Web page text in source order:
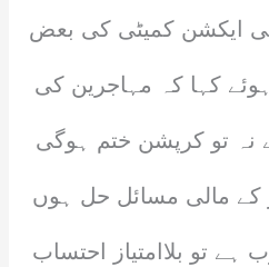
ایکشن کمیٹی کی بعض
ہوئے کہا کہ مہاجرین کی
تو کرپشن ختم ہوگی
کے مالی مسائل حل ہوں
تو بلاامتیاز احتساب